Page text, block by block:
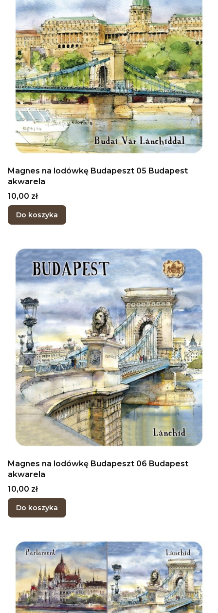
Magnes na lodówkę Budapeszt 05 Budapest
akwarela
Cena
10,00 zł
Do koszyka
Magnes na lodówkę Budapeszt 06 Budapest
akwarela
Cena
10,00 zł
Do koszyka